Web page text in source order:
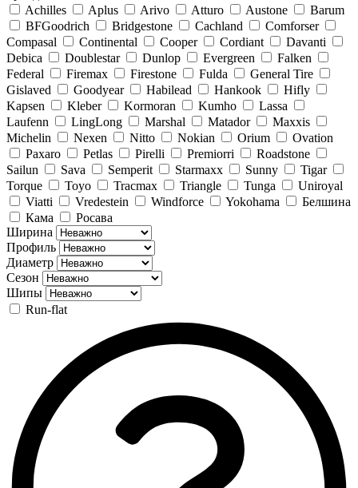
Achilles
Aplus Arivo Atturo Austone
Barum
BFGoodrich
Bridgestone Cachland
Comforser
Compasal
Continental Cooper Cordiant
Davanti
Debica
Doublestar Dunlop Evergreen
Falken
Federal
Firemax Firestone Fulda
General Tire
Gislaved
Goodyear Habilead Hankook
Hifly
Kapsen
Kleber Kormoran Kumho
Lassa
Laufenn
LingLong Marshal Matador
Maxxis
Michelin
Nexen Nitto Nokian Orium
Ovation
Paxaro
Petlas Pirelli Premiorri
Roadstone
Sailun
Sava Semperit Starmaxx Sunny
Tigar
Torque
Toyo Tracmax Triangle Tunga
Uniroyal
Viatti
Vredestein Windforce Yokohama
Белшина
Кама
Росава
Ширина
Профиль
Диаметр
Сезон
Шипы
Run-flat